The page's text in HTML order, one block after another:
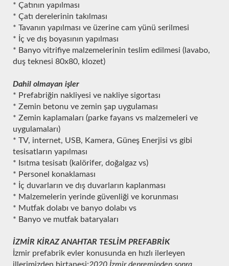
* Çatının yapılması
* Çatı derelerinin takılması
* Tavanın yapılması ve üzerine cam yünü serilmesi
* İç ve dış boyasının yapılması
* Banyo vitrifiye malzemelerinin teslim edilmesi (lavabo,
duş teknesi 80x80, klozet)
Dahil olmayan işler
* Prefabriğin nakliyesi ve nakliye sigortası
* Zemin betonu ve zemin şap uygulaması
* Zemin kaplamaları (parke fayans vs malzemeleri ve
uygulamaları)
* TV, internet, USB, Kamera, Güneş Enerjisi vs gibi
tesisatların yapılması
* Isıtma tesisatı (kalörifer, doğalgaz vs)
* Personel konaklaması
* İç duvarların ve dış duvarların kaplanması
* Malzemelerin yerinde güvenliği ve korunması
* Mutfak dolabı ve banyo dolabı vs
* Banyo ve mutfak bataryaları
İZMİR KİRAZ ANAHTAR TESLİM PREFABRİK
İzmir prefabrik evler konusunda en hızlı ilerleyen
illerimizden birtanesi;2020 İzmir depreminden sonra